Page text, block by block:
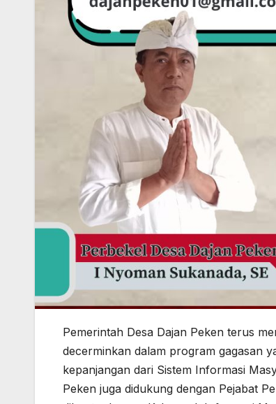
Pemerintah Desa Dajan Peken terus
decerminkan dalam program gagasan
kepanjangan dari Sistem Informasi
Peken juga didukung dengan Pejabat